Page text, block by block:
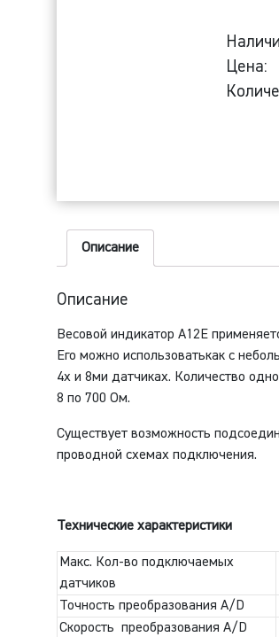
Цена:
Описание
Описание
Весовой индикатор А12Е
Его можно использоватькак с
4х и 8ми датчиках. Количество
8 по 700 Ом.
Существует возможность
проводной схемах подключения.
Технические характеристики
Макс. Кол-во подключаемых
датчиков
Точность преобразования A/D
Скорость преобразования A/D